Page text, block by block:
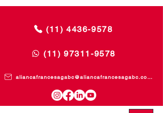
(11) 4436-9578
(11) 97311-9578
aliancafrancesagabc@aliancafrancesagabc.com.br